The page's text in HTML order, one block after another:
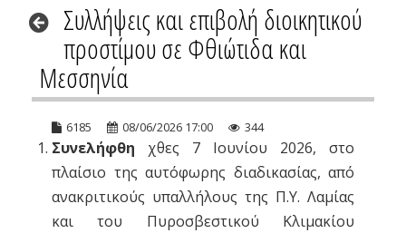
Συλλήψεις και επιβολή διοικητικού
προστίμου σε Φθιώτιδα και
Μεσσηνία
6185 08/06/2026 17:00 344
Συνελήφθη χθες 7 Ιουνίου 2026, στο
πλαίσιο της αυτόφωρης διαδικασίας, από
ανακριτικούς υπαλλήλους της Π.Υ. Λαμίας
και του Πυροσβεστικού Κλιμακίου